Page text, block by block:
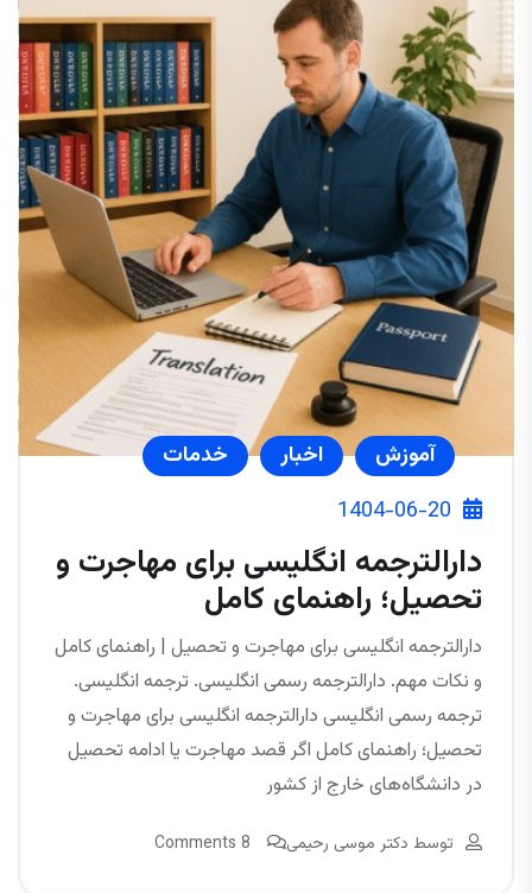
آموزش اخبار
خدمات
1404-06-20
دارالترجمه انگلیسی برای مهاجرت و
تحصیل؛ راهنمای کامل
دارالترجمه انگلیسی برای مهاجرت و تحصیل | راهنمای کامل
و نکات مهم. دارالترجمه رسمی انگلیسی. ترجمه انگلیسی.
ترجمه رسمی انگلیسی دارالترجمه انگلیسی برای مهاجرت و
تحصیل؛ راهنمای کامل اگر قصد مهاجرت یا ادامه تحصیل
در دانشگاه‌های خارج از کشور
توسط دکتر موسی رحیمی 8 Comments